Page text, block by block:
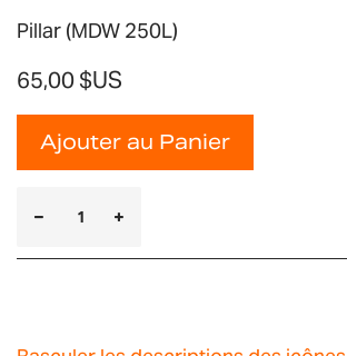
Pillar (MDW 250L)
65,00 $US
Ajouter au Panier